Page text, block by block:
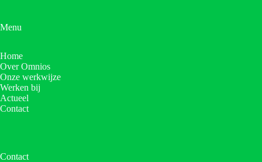
Menu
Home
Over Omnios
Onze werkwijze
Werken bij
Actueel
Contact
Contact